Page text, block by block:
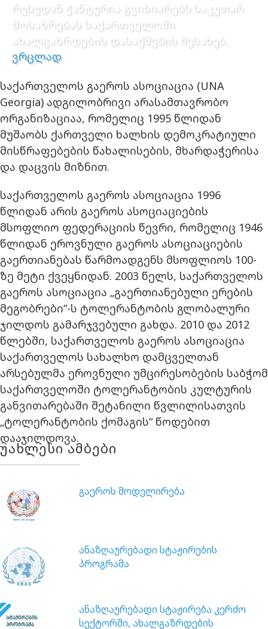
რუსუდან ჭანტურია გვიზიარებს საკუთარ
მოსაზრებას საქართველოში
ახალგაზრდების დასაქმების შესახებ.
ვრცლად
საქართველოს გაეროს ასოციაცია (UNA
Georgia) ადგილობრივი არასამთავრობო
ორგანიზაციაა, რომელიც 1995 წლიდან
მუშაობს ქართველი ხალხის დემოკრატიული
მისწრაფებების წახალისების, მხარდაჭერისა
და დაცვის მიზნით.
საქართველოს გაეროს ასოციაცია 1996
წლიდან არის გაეროს ასოციაციების
მსოფლიო ფედერაციის წევრი, რომელიც 1946
წლიდან ეროვნული გაეროს ასოციაციების
გაერთიანებას წარმოადგენს მსოფლიოს 100-
ზე მეტი ქვეყნიდან. 2003 წელს, საქართველოს
გაეროს ასოციაცია „გაერთიანებული ერების
მეგობრები“-ს ტოლერანტობის გლობალური
ჯილდოს გამარჯვებული გახდა. 2010 და 2012
წლებში, საქართველოს გაეროს ასოციაცია
საქართველოს სახალხო დამცველთან
არსებულმა ეროვნული უმცირესობების საბჭომ
საქართველოში ტოლერანტობის კულტურის
განვითარებაში შეტანილი წვლილისათვის
„ტოლერანტობის ქომაგის“ წოდებით
დააჯილდოვა.
უახლესი ამბები
გაეროს მოდელირება
ანაზღაურებადი სტაჟირების
პროგრამა
ანაზღაურებადი სტაჟირება კერძო
სექტორში, ახალგაზრდების